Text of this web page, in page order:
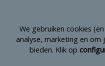
We gebruiken cookies
analyse, marketing en
bieden. Klik op